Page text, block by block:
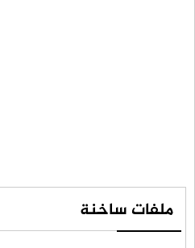
ملفات ساخنة